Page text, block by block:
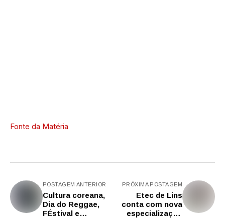
Fonte da Matéria
POSTAGEM ANTERIOR
Cultura coreana,
Dia do Reggae,
FÉstival e
PRÓXIMA POSTAGEM
Etec de Lins
conta com nova
especialização